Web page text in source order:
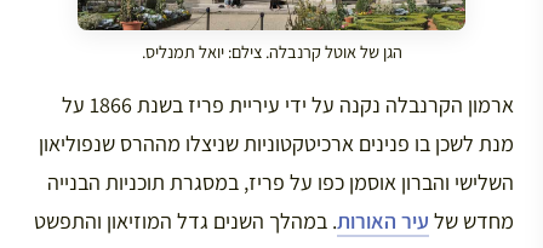
הגן של אוטל קרנבלה. צילם: יואל תמנליס.
ארמון הקרנבלה נקנה על ידי עיריית פריז בשנת 1866 על
מנת לשכן בו פנינים ארכיטקטוניות שניצלו מההרס שנפוליאון
השלישי והברון אוסמן כפו על פריז, במסגרת תוכניות הבנייה
מחדש של עיר האורות. במהלך השנים גדל המוזיאון והתפשט